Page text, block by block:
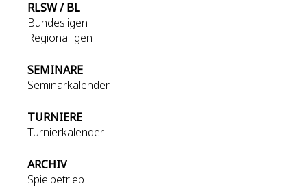
RLSW / BL
Bundesligen
Regionalligen
SEMINARE
Seminarkalender
TURNIERE
Turnierkalender
ARCHIV
Spielbetrieb